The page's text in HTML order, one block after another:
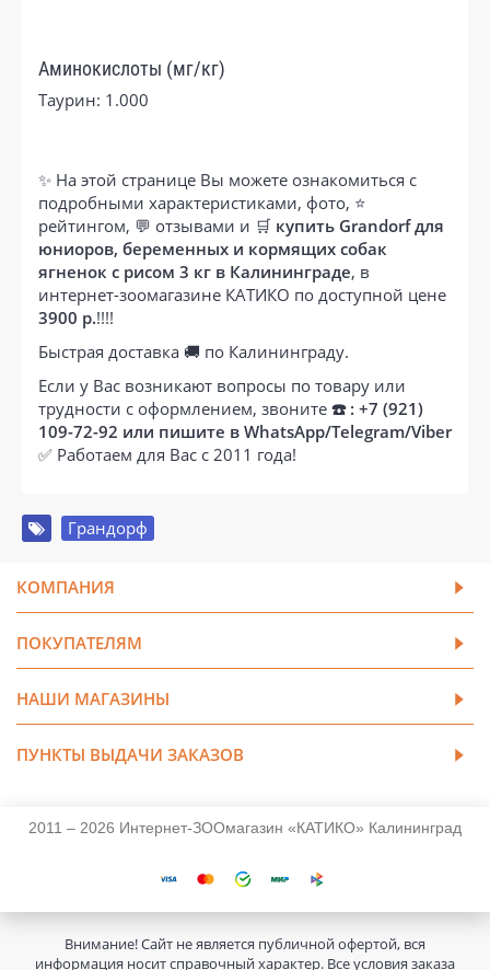
Аминокислоты (мг/кг)
Таурин: 1.000
✨ На этой странице Вы можете ознакомиться с
подробными характеристиками, фото, ⭐
рейтингом, 💬 отзывами и 🛒 купить Grandorf для
юниоров, беременных и кормящих собак
ягненок с рисом 3 кг в Калининграде, в
интернет-зоомагазине КАТИКО по доступной цене
3900 р.!!!!
Быстрая доставка 🚚 по Калининграду.
Если у Вас возникают вопросы по товару или
трудности с оформлением, звоните ☎️ : +7 (921)
109-72-92 или пишите в WhatsApp/Telegram/Viber
✅ Работаем для Вас с 2011 года!
Грандорф
КОМПАНИЯ
ПОКУПАТЕЛЯМ
НАШИ МАГАЗИНЫ
ПУНКТЫ ВЫДАЧИ ЗАКАЗОВ
2011 – 2026 Интернет-ЗООмагазин «КАТИКО» Калининград
Внимание! Сайт не является публичной офертой, вся
информация носит справочный характер. Все условия заказа